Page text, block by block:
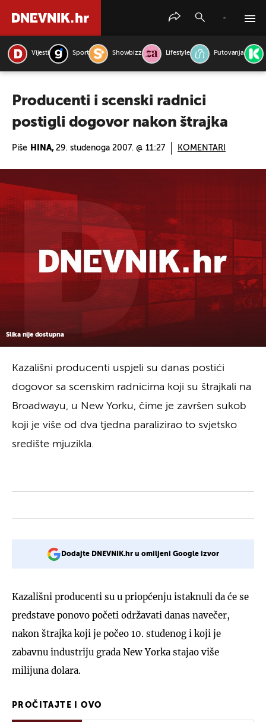
Vijesti Sport Showbizz Lifestyle Putovanja
Producenti i scenski radnici
postigli dogovor nakon štrajka
Piše HINA, 29. studenoga 2007. @ 11:27 KOMENTARI
Slika nije dostupna
Kazališni producenti uspjeli su danas postići
dogovor sa scenskim radnicima koji su štrajkali na
Broadwayu, u New Yorku, čime je završen sukob
koji je više od dva tjedna paralizirao to svjetsko
središte mjuzikla.
Dodajte DNEVNIK.hr u omiljeni Google izvor
Kazališni producenti su u priopćenju istaknuli da će se
predstave ponovo početi održavati danas navečer,
nakon štrajka koji je počeo 10. studenog i koji je
zabavnu industriju grada New Yorka stajao više
milijuna dolara.
PROČITAJTE I OVO
PRETRAŽITE VIJESTI